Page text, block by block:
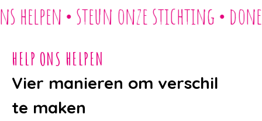
● steun onze stichting●doneer
HELP ONS HELPEN
Vier manieren om verschil
te maken